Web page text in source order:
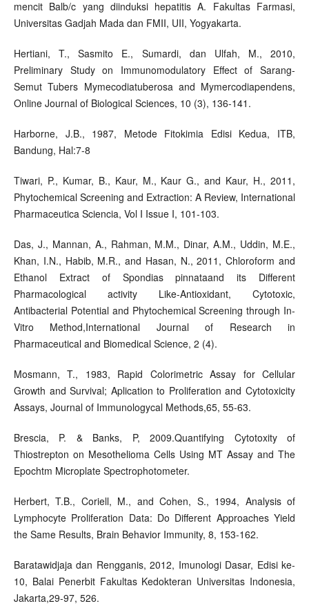
mencit Balb/c yang diinduksi hepatitis A. Fakultas Farmasi,
Universitas Gadjah Mada dan FMII, UII, Yogyakarta.
Hertiani, T., Sasmito E., Sumardi, dan Ulfah, M., 2010,
Preliminary Study on Immunomodulatory Effect of Sarang-
Semut Tubers Mymecodiatuberosa and Mymercodiapendens,
Online Journal of Biological Sciences, 10 (3), 136-141.
Harborne, J.B., 1987, Metode Fitokimia Edisi Kedua, ITB,
Bandung, Hal:7-8
Tiwari, P., Kumar, B., Kaur, M., Kaur G., and Kaur, H., 2011,
Phytochemical Screening and Extraction: A Review, International
Pharmaceutica Sciencia, Vol I Issue I, 101-103.
Das, J., Mannan, A., Rahman, M.M., Dinar, A.M., Uddin, M.E.,
Khan, I.N., Habib, M.R., and Hasan, N., 2011, Chloroform and
Ethanol Extract of Spondias pinnataand its Different
Pharmacological activity Like-Antioxidant, Cytotoxic,
Antibacterial Potential and Phytochemical Screening through In-
Vitro Method,International Journal of Research in
Pharmaceutical and Biomedical Science, 2 (4).
Mosmann, T., 1983, Rapid Colorimetric Assay for Cellular
Growth and Survival; Aplication to Proliferation and Cytotoxicity
Assays, Journal of Immunologycal Methods,65, 55-63.
Brescia, P. & Banks, P, 2009.Quantifying Cytotoxity of
Thiostrepton on Mesothelioma Cells Using MT Assay and The
Epochtm Microplate Spectrophotometer.
Herbert, T.B., Coriell, M., and Cohen, S., 1994, Analysis of
Lymphocyte Proliferation Data: Do Different Approaches Yield
the Same Results, Brain Behavior Immunity, 8, 153-162.
Baratawidjaja dan Rengganis, 2012, Imunologi Dasar, Edisi ke-
10, Balai Penerbit Fakultas Kedokteran Universitas Indonesia,
Jakarta,29-97, 526.